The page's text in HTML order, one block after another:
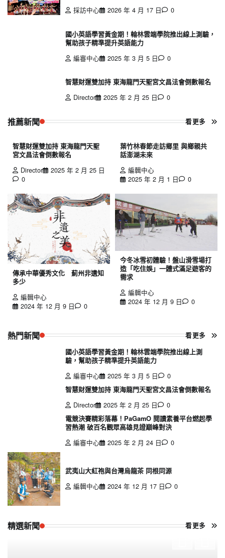
採訪中心
2026 年 4 月 17 日 0
國小英語學習黃金期！翰林雲端學院推出線上測驗，
幫助孩子精準提升英語能力
編審中心
2025 年 3 月 5 日 0
智慧財運雙加持 東海龍門天聖宮文昌法會倒數報名
Director
2025 年 2 月 25 日 0
推薦新聞 看更多
智慧財運雙加持 東海龍門天聖
宮文昌法會倒數報名
Director
2025 年 2 月 25 日
0
葉竹林春節走訪鄉里 與鄉親共
話澎湖未來
編輯中心
2025 年 2 月 1 日
0
傳承中華優秀文化 薊州非遺知
多少
編輯中心
2024 年 12 月 9 日
0
今冬冰雪初體驗！盤山滑雪場打
造「吃住娛」一體式滿足遊客的
需求
編輯中心
2024 年 12 月 9 日
0
熱門新聞 看更多
國小英語學習黃金期！翰林雲端學院推出線上測
驗，幫助孩子精準提升英語能力
編審中心
2025 年 3 月 5 日
0
智慧財運雙加持 東海龍門天聖宮文昌法會倒數報名
Director
2025 年 2 月 25 日
0
電競決賽精彩落幕！PaGamO 閱讀素養平台燃起學
習熱潮 破百名觀眾高雄見證巔峰對決
編審中心
2025 年 2 月 24 日 0
武夷山大紅袍與台灣烏龍茶 同根同源
編輯中心
2024 年 12 月 17 日 0
精選新聞 看更多